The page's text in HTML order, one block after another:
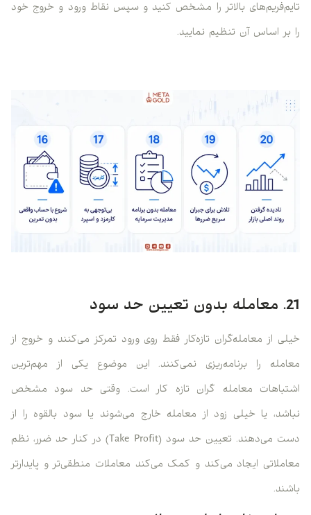
تایم‌فریم‌های بالاتر را مشخص کنید و سپس نقاط ورود و خروج خود
را بر اساس آن تنظیم نمایید.
21. معامله بدون تعیین حد سود
خیلی از معامله‌گران تازه‌کار فقط روی ورود تمرکز می‌کنند و خروج از
معامله را برنامه‌ریزی نمی‌کنند. این موضوع یکی از مهم‌ترین
اشتباهات معامله گران تازه کار است. وقتی حد سود مشخص
نباشد، یا خیلی زود از معامله خارج می‌شوند یا سود بالقوه را از
دست می‌دهند. تعیین حد سود (Take Profit) در کنار حد ضرر، نظم
معاملاتی ایجاد می‌کند و کمک می‌کند معاملات منطقی‌تر و پایدارتر
باشند.